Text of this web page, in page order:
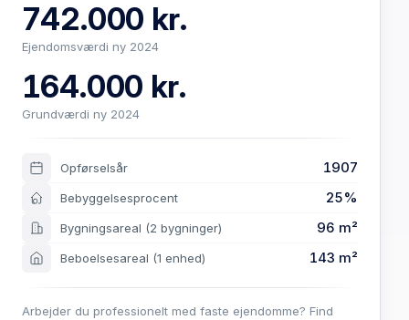
742.000 kr.
Ejendomsværdi ny 2024
164.000 kr.
Grundværdi ny 2024
Opførselsår 1907
Bebyggelsesprocent 25%
Bygningsareal (2 bygninger) 96 m²
Beboelsesareal (1 enhed) 143 m²
Arbejder du professionelt med faste ejendomme? Find